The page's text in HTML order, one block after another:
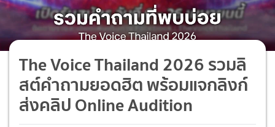
The Voice Thailand 2026 รวมลิ
สต์คำถามยอดฮิต พร้อมแจกลิงก์
ส่งคลิป Online Audition